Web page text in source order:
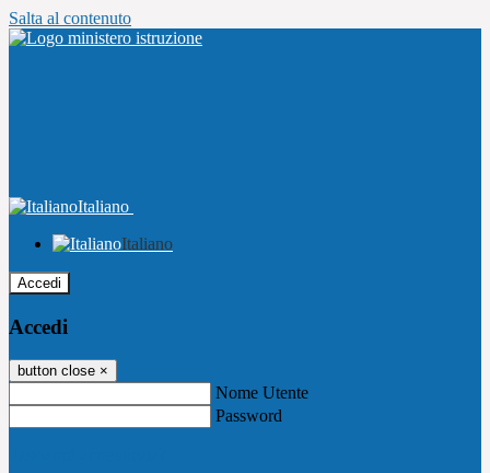
Salta al contenuto
Italiano
Italiano
Accedi
Accedi
button close ×
Nome Utente
Password